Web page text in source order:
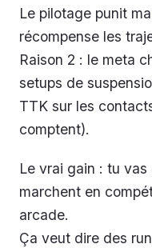
Le pilotage punit
récompense les
Raison 2 : le meta
setups de
TTK sur les
comptent).
Le vrai gain : tu
marchent en
arcade.
Ça veut dire des